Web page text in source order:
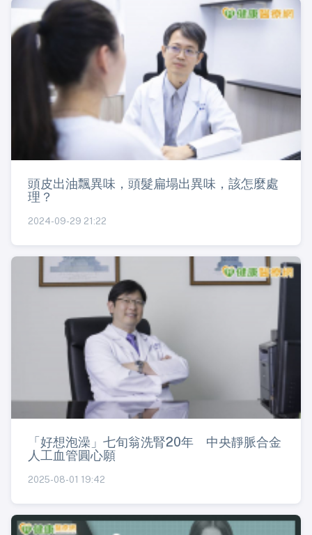
頭皮出油飄異味，頭髮扁塌出異味，該怎麼處
理？
2024-09-29 21:22
「好想泡澡」七旬翁洗腎20年 中央靜脈合金
人工血管圓心願
2025-08-01 19:42